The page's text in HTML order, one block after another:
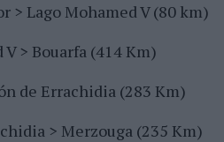
> Lago Mohamed V (80 km)
> Bouarfa (414 Km)
de Errachidia (283 Km)
> Merzouga (235 Km)